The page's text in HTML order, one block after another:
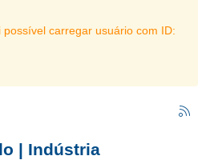
carregar usuário com ID:
| Indústria